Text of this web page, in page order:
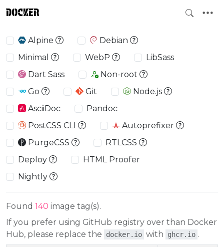
DOCKER
Alpine
Debian
Minimal
WebP
LibSass
Dart Sass
Non-root
Go
Git
Node.js
AsciiDoc
Pandoc
PostCSS CLI
Autoprefixer
PurgeCSS
RTLCSS
Deploy
HTML Proofer
Nightly
Found 140 image tag(s).
If you prefer using GitHub registry over than Docker
Hub, please replace the
docker.io with ghcr.io .